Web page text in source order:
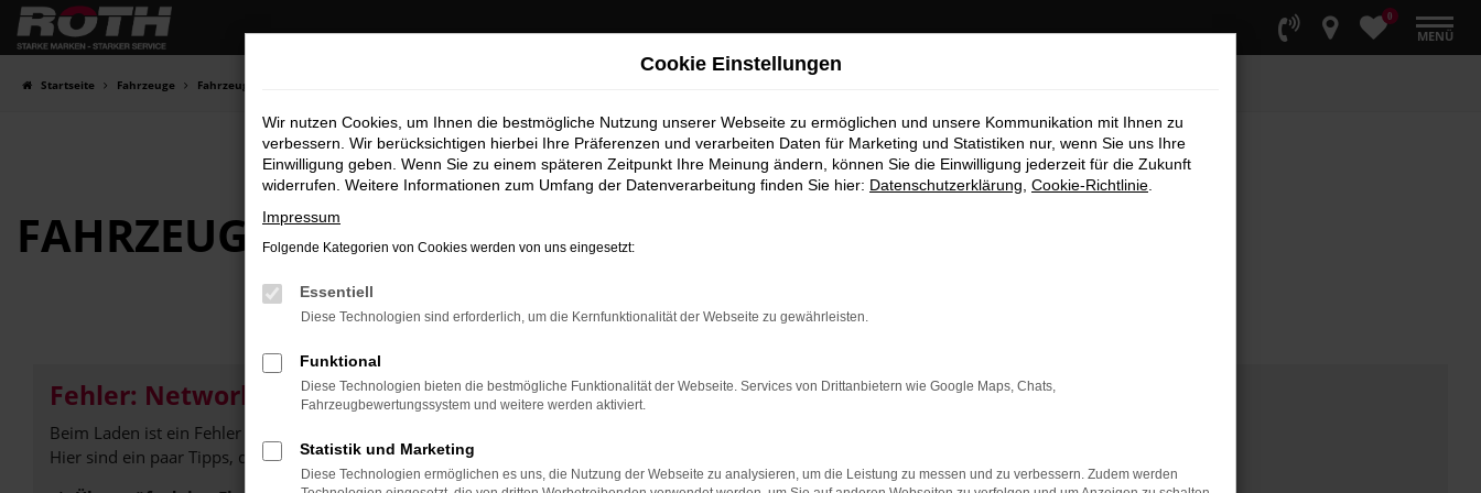
Zum
Hauptinhalt
0
MENÜ
Startseite Fahrzeuge Fahrzeugbestand
FAHRZEUG-SHOWROOM
Fehler: Network Error
Beim Laden ist ein Fehler aufgetreten.
Hier sind ein paar Tipps, die dir helfen können:
Cookie Einstellungen
Wir nutzen Cookies, um Ihnen die bestmögliche Nutzung unserer Webseite zu ermöglichen und unsere Kommunikation mit Ihnen zu
verbessern. Wir berücksichtigen hierbei Ihre Präferenzen und verarbeiten Daten für Marketing und Statistiken nur, wenn Sie uns Ihre
Einwilligung geben. Wenn Sie zu einem späteren Zeitpunkt Ihre Meinung ändern, können Sie die Einwilligung jederzeit für die Zukunft
widerrufen. Weitere Informationen zum Umfang der Datenverarbeitung finden Sie hier: Datenschutzerklärung Cookie-Richtlinie
Impressum
Folgende Kategorien von Cookies werden von uns eingesetzt:
Essentiell
Diese Technologien sind erforderlich, um die Kernfunktionalität der Webseite zu gewährleisten.
Funktional
Diese Technologien bieten die bestmögliche Funktionalität der Webseite. Services von Drittanbietern wie Google Maps, Chats,
Fahrzeugbewertungssystem und weitere werden aktiviert.
Statistik und Marketing
Diese Technologien ermöglichen es uns, die Nutzung der Webseite zu analysieren, um die Leistung zu messen und zu verbessern. Zudem werden